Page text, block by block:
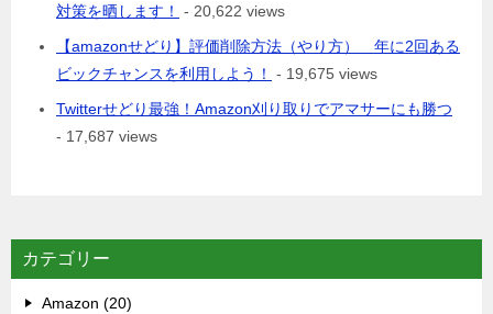
対策を晒します！
- 20,622 views
【amazonせどり】評価削除方法（やり方） 年に2回ある
ビックチャンスを利用しよう！
- 19,675 views
Twitterせどり最強！Amazon刈り取りでアマサーにも勝つ
- 17,687 views
カテゴリー
Amazon (20)